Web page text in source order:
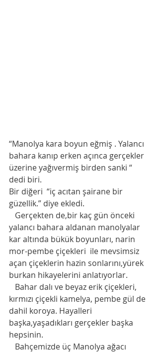
“Manolya kara boyun eğmiş . Yalancı
bahara kanıp erken açınca gerçekler
üzerine yağıvermiş birden sanki “
dedi biri.
Bir diğeri  “iç acıtan şairane bir
güzellik.” diye ekledi.
yalancı bahara aldanan manolyalar
kar altında bükük boyunları, narin
mor-pembe çiçekleri  ile mevsimsiz
açan çiçeklerin hazin sonlarını,yürek
burkan hikayelerini anlatıyorlar.
kırmızı çiçekli kamelya, pembe gül de
dahil koroya. Hayalleri
başka,yaşadıkları gerçekler başka
hepsinin.